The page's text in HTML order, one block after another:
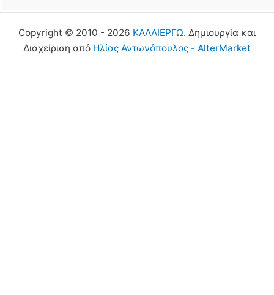
Copyright © 2010 - 2026 ΚΑΛΛΙΕΡΓΩ. Δημιουργία και
Διαχείριση από Ηλίας Αντωνόπουλος - AlterMarket